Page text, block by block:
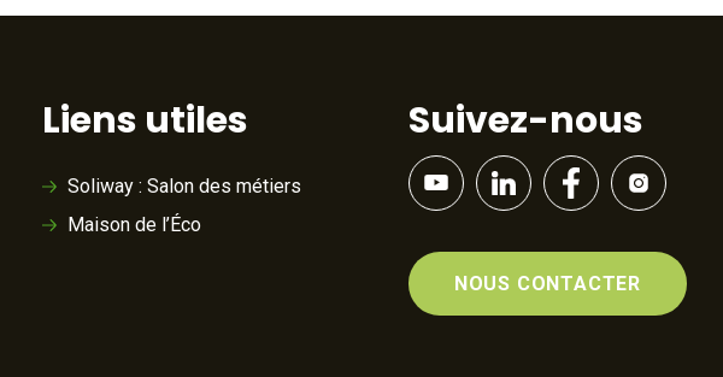
Liens utiles
Soliway : Salon des métiers
Maison de l’Éco
Suivez-nous
NOUS CONTACTER